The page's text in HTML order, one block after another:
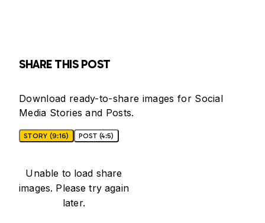
SHARE THIS POST
Download ready-to-share images for Social
Media Stories and Posts.
STORY (9:16) POST (4:5)
Unable to load share
images. Please try again
later.